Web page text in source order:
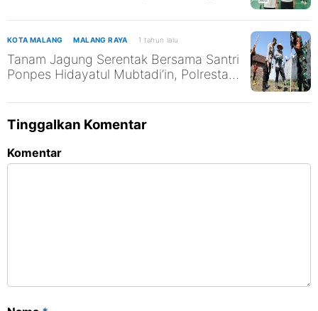
KOTA MALANG MALANG RAYA 1 tahun lalu
Tanam Jagung Serentak Bersama Santri
Ponpes Hidayatul Mubtadi’in, Polresta
Pangan Nasional
Tinggalkan Komentar
Komentar